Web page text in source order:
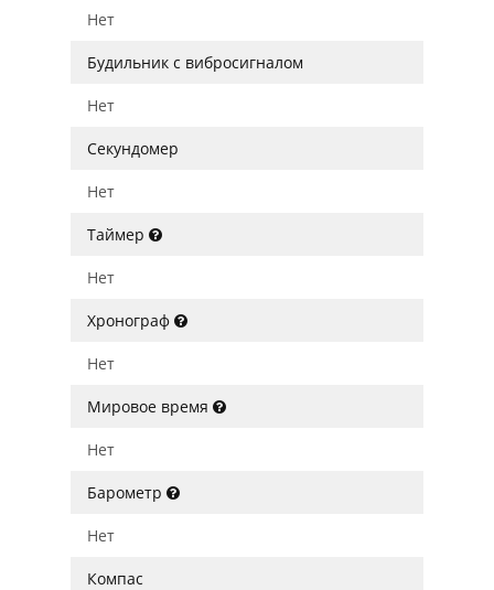
Нет
Будильник с вибросигналом
Нет
Секундомер
Нет
Таймер
Нет
Хронограф
Нет
Мировое время
Нет
Барометр
Нет
Компас